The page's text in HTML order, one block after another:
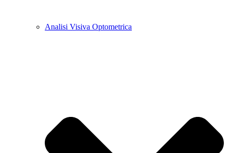
Analisi Visiva Optometrica